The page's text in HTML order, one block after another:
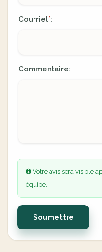
Courriel*:
Commentaire:
Votre avis sera visible
équipe.
Soumettre